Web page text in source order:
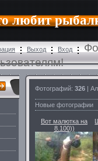
любит
Выход Вход
Фотографий: 326 |
Новые фотографии
Вот малютка на
8.100))